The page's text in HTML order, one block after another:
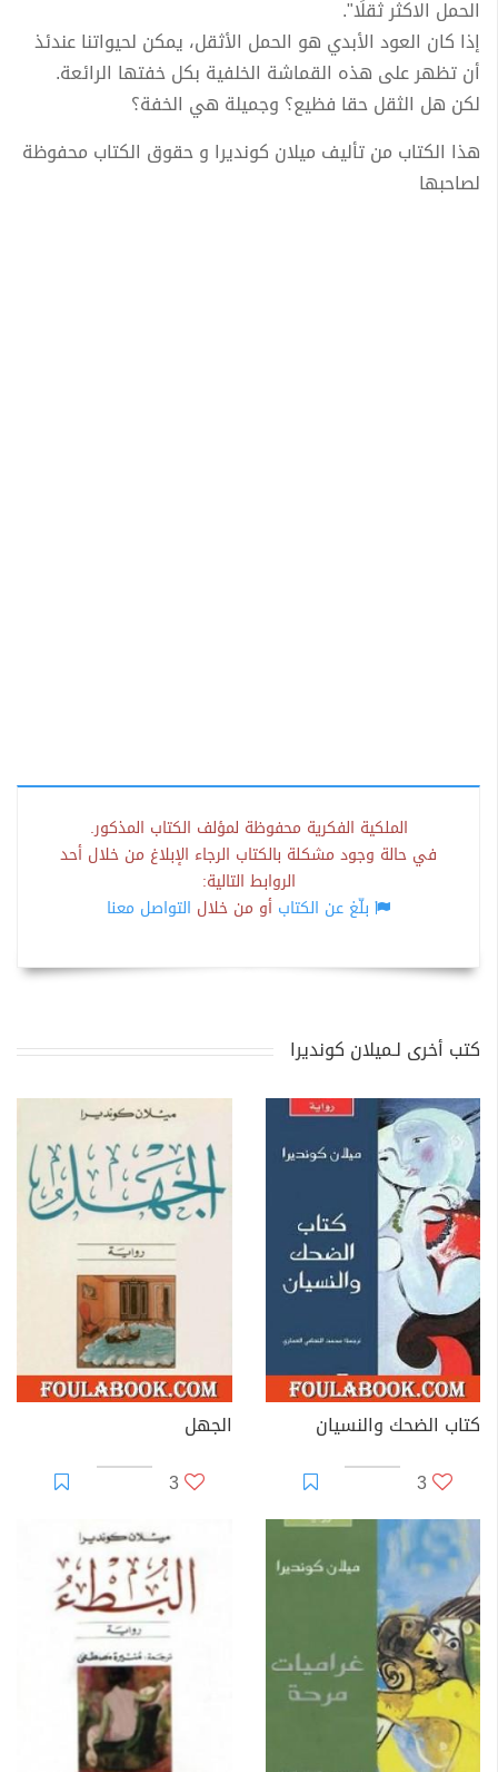
الحمل الاكثر ثقلًا".
إذا كان العود الأبدي هو الحمل الأثقل، يمكن لحيواتنا عندئذ
أن تظهر على هذه القماشة الخلفية بكل خفتها الرائعة.
لكن هل الثقل حقا فظيع؟ وجميلة هي الخفة؟
هذا الكتاب من تأليف ميلان كونديرا و حقوق الكتاب محفوظة
لصاحبها
الملكية الفكرية محفوظة لمؤلف الكتاب المذكور.
في حالة وجود مشكلة بالكتاب الرجاء الإبلاغ من خلال أحد
الروابط التالية:
بلّغ عن الكتاب أو من خلال التواصل معنا
كتب أخرى لـميلان كونديرا
كتاب الضحك والنسيان
3
الجهل
3